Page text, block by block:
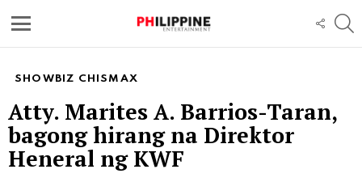
SHOWBIZ CHISMAX
Atty. Marites A. Barrios-Taran,
bagong hirang na Direktor
Heneral ng KWF